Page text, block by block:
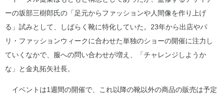
ーの坂部三樹郎氏の「足元からファッションや人間像を作り上げ
る」試みとして、しばらく靴に特化していた。23年から出店やパ
リ・ファッションウィークに合わせた単独のショーの開催に注力し
ていくなかで、服への問い合わせが増え、「チャレンジしようか
な」と金丸拓矢社長。
イベントは1週間の開催で、これ以降の靴以外の商品の販売は予定